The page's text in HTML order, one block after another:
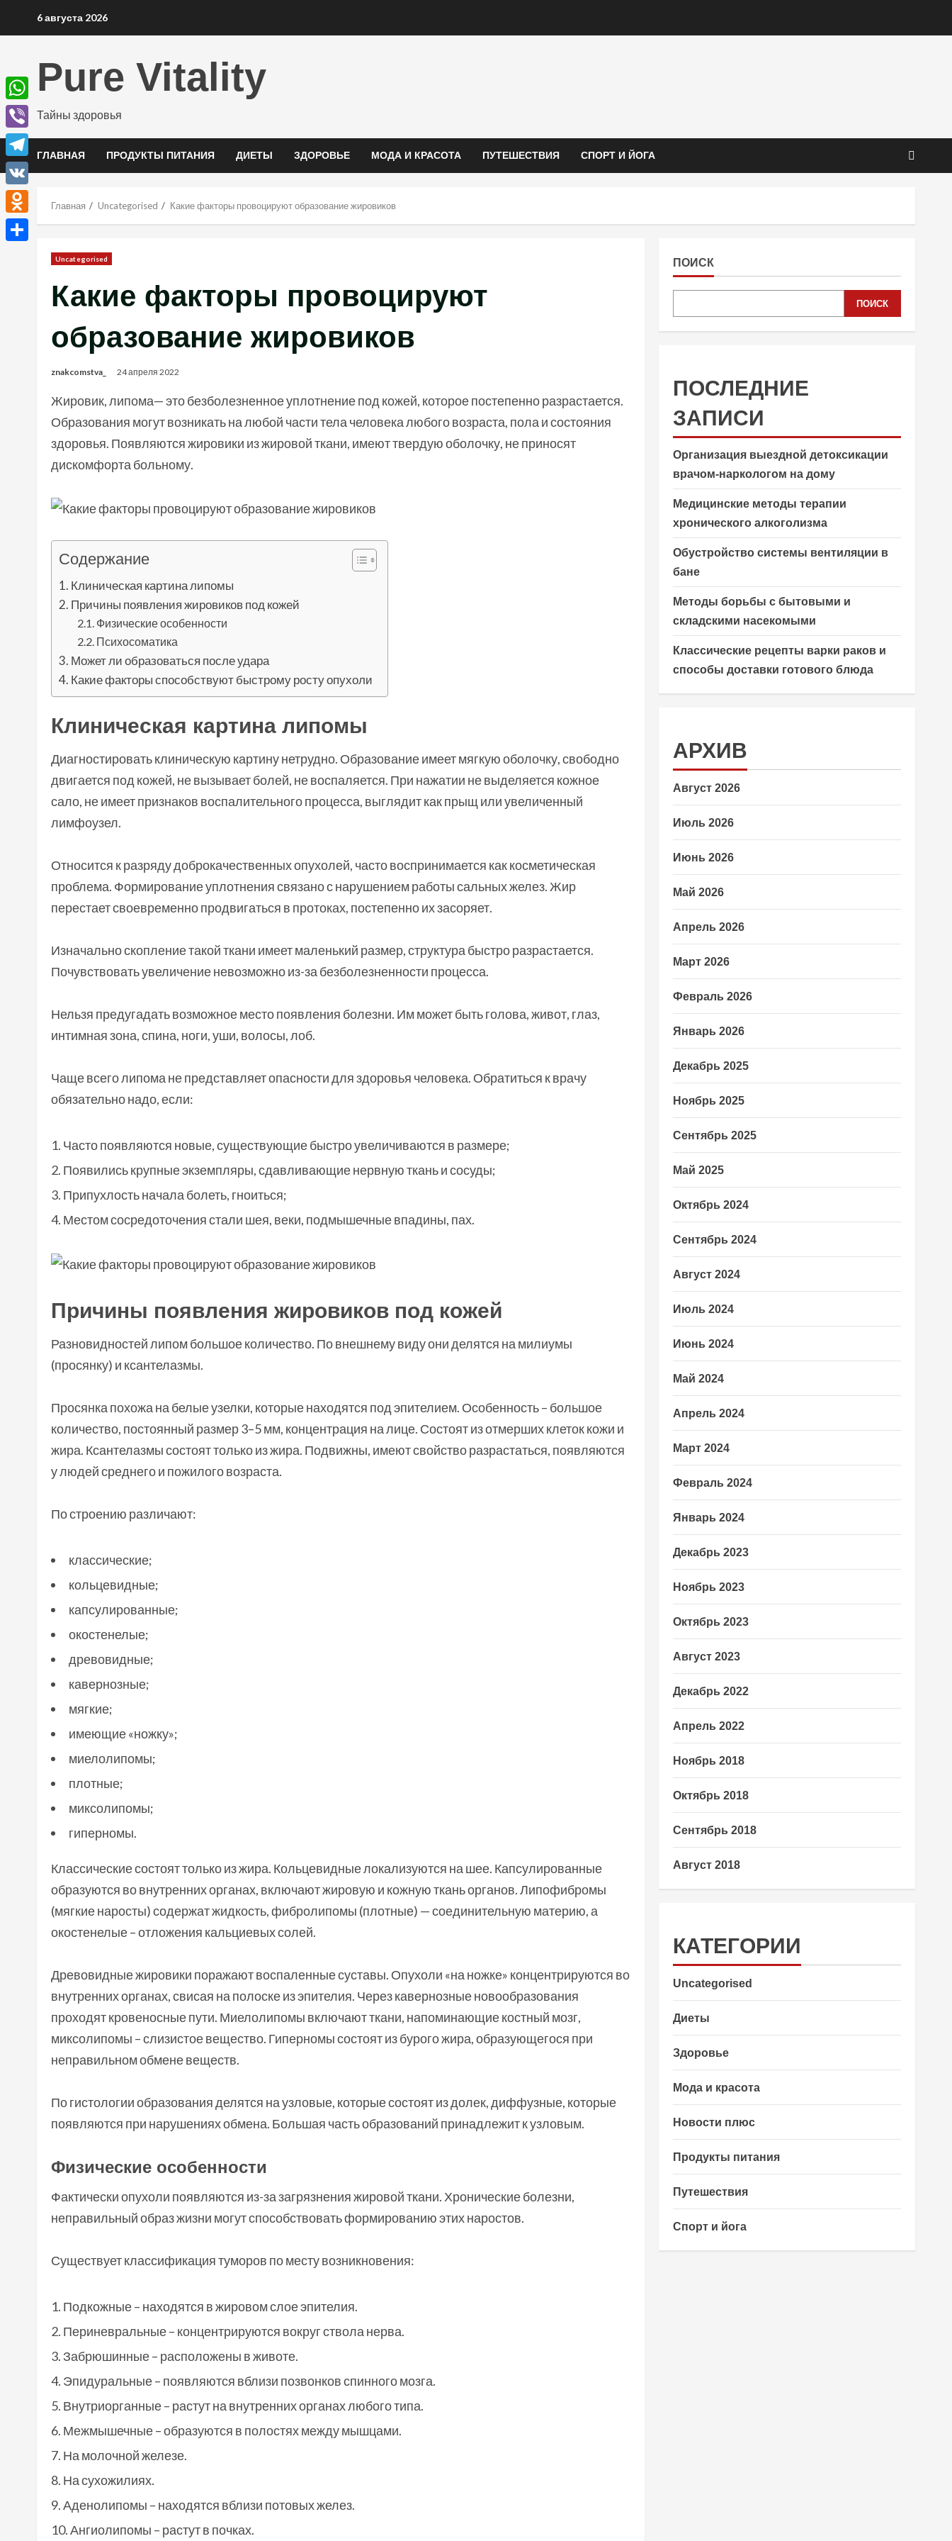
6 августа 2026
Pure Vitality
Тайны здоровья
ГЛАВНАЯ ПРОДУКТЫ ПИТАНИЯ ДИЕТЫ ЗДОРОВЬЕ МОДА И КРАСОТА ПУТЕШЕСТВИЯ СПОРТ И ЙОГА
Главная Uncategorised Какие факторы провоцируют образование жировиков
Uncategorised
Какие факторы провоцируют
образование жировиков
znakcomstva_ 24 апреля 2022
Жировик, липома— это безболезненное уплотнение под кожей, которое постепенно разрастается.
Образования могут возникать на любой части тела человека любого возраста, пола и состояния
здоровья. Появляются жировики из жировой ткани, имеют твердую оболочку, не приносят
дискомфорта больному.
Содержание
Клиническая картина липомы
Причины появления жировиков под кожей
Физические особенности
Психосоматика
Может ли образоваться после удара
Какие факторы способствуют быстрому росту опухоли
Клиническая картина липомы
Диагностировать клиническую картину нетрудно. Образование имеет мягкую оболочку, свободно
двигается под кожей, не вызывает болей, не воспаляется. При нажатии не выделяется кожное
сало, не имеет признаков воспалительного процесса, выглядит как прыщ или увеличенный
лимфоузел.
Относится к разряду доброкачественных опухолей, часто воспринимается как косметическая
проблема. Формирование уплотнения связано с нарушением работы сальных желез. Жир
перестает своевременно продвигаться в протоках, постепенно их засоряет.
Изначально скопление такой ткани имеет маленький размер, структура быстро разрастается.
Почувствовать увеличение невозможно из-за безболезненности процесса.
Нельзя предугадать возможное место появления болезни. Им может быть голова, живот, глаз,
интимная зона, спина, ноги, уши, волосы, лоб.
Чаще всего липома не представляет опасности для здоровья человека. Обратиться к врачу
обязательно надо, если:
Часто появляются новые, существующие быстро увеличиваются в размере;
Появились крупные экземпляры, сдавливающие нервную ткань и сосуды;
Припухлость начала болеть, гноиться;
Местом сосредоточения стали шея, веки, подмышечные впадины, пах.
Причины появления жировиков под кожей
Разновидностей липом большое количество. По внешнему виду они делятся на милиумы
(просянку) и ксантелазмы.
Просянка похожа на белые узелки, которые находятся под эпителием. Особенность – большое
количество, постоянный размер 3–5 мм, концентрация на лице. Состоят из отмерших клеток кожи и
жира. Ксантелазмы состоят только из жира. Подвижны, имеют свойство разрастаться, появляются
у людей среднего и пожилого возраста.
По строению различают:
классические;
кольцевидные;
капсулированные;
окостенелые;
древовидные;
кавернозные;
мягкие;
имеющие «ножку»;
миелолипомы;
плотные;
миксолипомы;
гиперномы.
Классические состоят только из жира. Кольцевидные локализуются на шее. Капсулированные
образуются во внутренних органах, включают жировую и кожную ткань органов. Липофибромы
(мягкие наросты) содержат жидкость, фибролипомы (плотные) — соединительную материю, а
окостенелые – отложения кальциевых солей.
Древовидные жировики поражают воспаленные суставы. Опухоли «на ножке» концентрируются во
внутренних органах, свисая на полоске из эпителия. Через кавернозные новообразования
проходят кровеносные пути. Миелолипомы включают ткани, напоминающие костный мозг,
миксолипомы – слизистое вещество. Гиперномы состоят из бурого жира, образующегося при
неправильном обмене веществ.
По гистологии образования делятся на узловые, которые состоят из долек, диффузные, которые
появляются при нарушениях обмена. Большая часть образований принадлежит к узловым.
Физические особенности
Фактически опухоли появляются из-за загрязнения жировой ткани. Хронические болезни,
неправильный образ жизни могут способствовать формированию этих наростов.
Существует классификация туморов по месту возникновения:
Подкожные – находятся в жировом слое эпителия.
Периневральные – концентрируются вокруг ствола нерва.
Забрюшинные – расположены в животе.
Эпидуральные – появляются вблизи позвонков спинного мозга.
Внутриорганные – растут на внутренних органах любого типа.
Межмышечные – образуются в полостях между мышцами.
На молочной железе.
На сухожилиях.
Аденолипомы – находятся вблизи потовых желез.
Ангиолипомы – растут в почках.
ПОИСК
ПОИСК
ПОСЛЕДНИЕ
ЗАПИСИ
Организация выездной детоксикации
врачом-наркологом на дому
Медицинские методы терапии
хронического алкоголизма
Обустройство системы вентиляции в
бане
Методы борьбы с бытовыми и
складскими насекомыми
Классические рецепты варки раков и
способы доставки готового блюда
АРХИВ
Август 2026
Июль 2026
Июнь 2026
Май 2026
Апрель 2026
Март 2026
Февраль 2026
Январь 2026
Декабрь 2025
Ноябрь 2025
Сентябрь 2025
Май 2025
Октябрь 2024
Сентябрь 2024
Август 2024
Июль 2024
Июнь 2024
Май 2024
Апрель 2024
Март 2024
Февраль 2024
Январь 2024
Декабрь 2023
Ноябрь 2023
Октябрь 2023
Август 2023
Декабрь 2022
Апрель 2022
Ноябрь 2018
Октябрь 2018
Сентябрь 2018
Август 2018
КАТЕГОРИИ
Uncategorised
Диеты
Здоровье
Мода и красота
Новости плюс
Продукты питания
Путешествия
Спорт и йога
WhatsApp
Viber
Telegram
VK
Odnoklassniki
Отправить